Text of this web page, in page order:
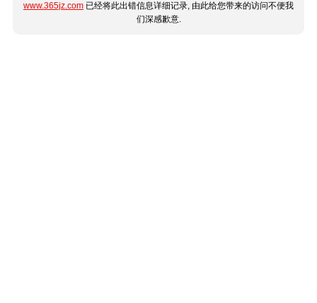
www.365jz.com 已经将此出错信息详细记录, 由此给您带来的访问不便我
们深感歉意.